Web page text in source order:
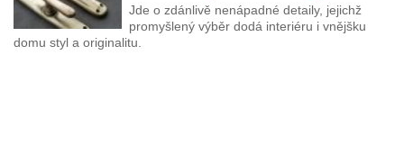
Jde o zdánlivě nenápadné detaily, jejichž
promyšlený výběr dodá interiéru i vnějšku
domu styl a originalitu.